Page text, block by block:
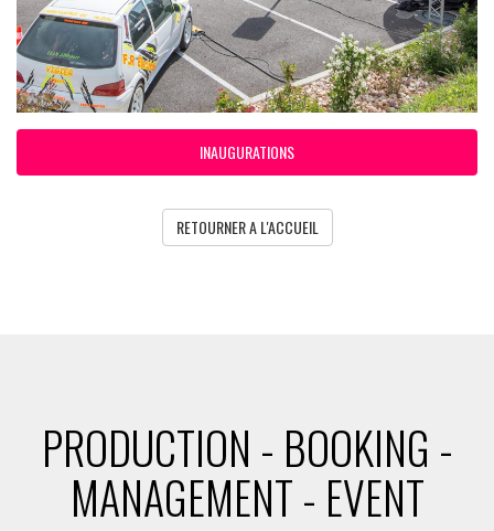
INAUGURATIONS
RETOURNER A L'ACCUEIL
PRODUCTION - BOOKING -
MANAGEMENT - EVENT